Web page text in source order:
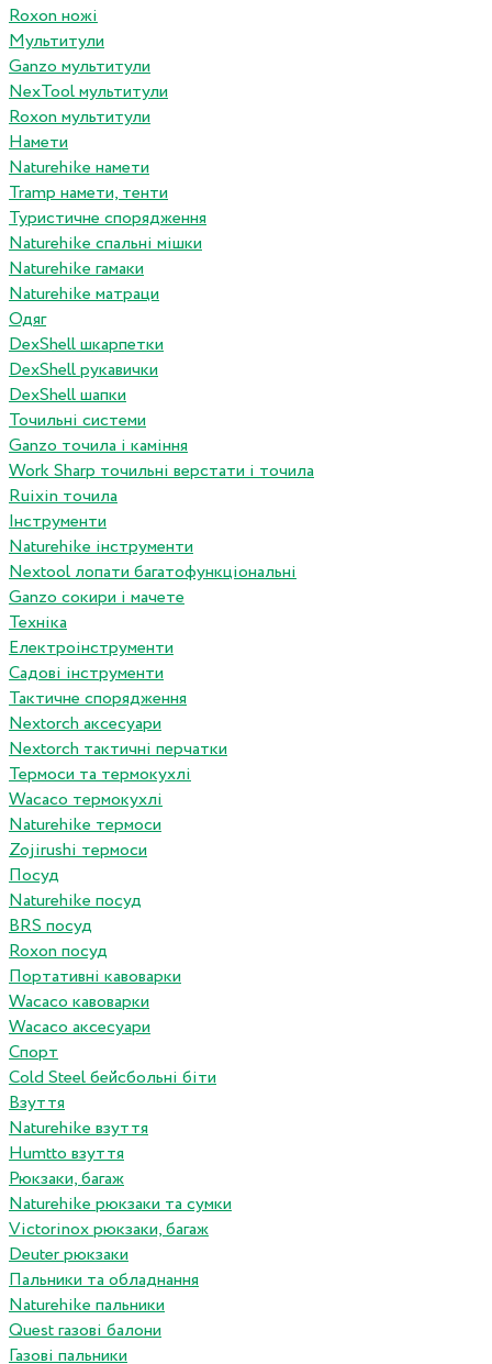
Roxon ножi
Мультитули
Ganzo мультитули
NexTool мультитули
Roxon мультитули
Намети
Naturehike намети
Tramp намети, тенти
Туристичне спорядження
Naturehike спальні мішки
Naturehike гамаки
Naturehike матраци
Одяг
DexShell шкарпетки
DexShell рукавички
DexShell шапки
Точильні системи
Ganzo точила і каміння
Work Sharp точильні верстати і точила
Ruixin точила
Інструменти
Naturehike інструменти
Nextool лопати багатофункціональні
Ganzo сокири і мачете
Техніка
Електроінструменти
Садові інструменти
Тактичне спорядження
Nextorch аксесуари
Nextorch тактичні перчатки
Термоси та термокухлі
Wacaco термокухлі
Naturehike термоси
Zojirushi термоси
Посуд
Naturehike посуд
BRS посуд
Roxon посуд
Портативні кавоварки
Wacaco кавоварки
Wacaco аксесуари
Спорт
Cold Steel бейсбольні біти
Взуття
Naturehike взуття
Humtto взуття
Рюкзаки, багаж
Naturehike рюкзаки та сумки
Victorinox рюкзаки, багаж
Deuter рюкзаки
Пальники та обладнання
Naturehike пальники
Quest газові балони
Газові пальники